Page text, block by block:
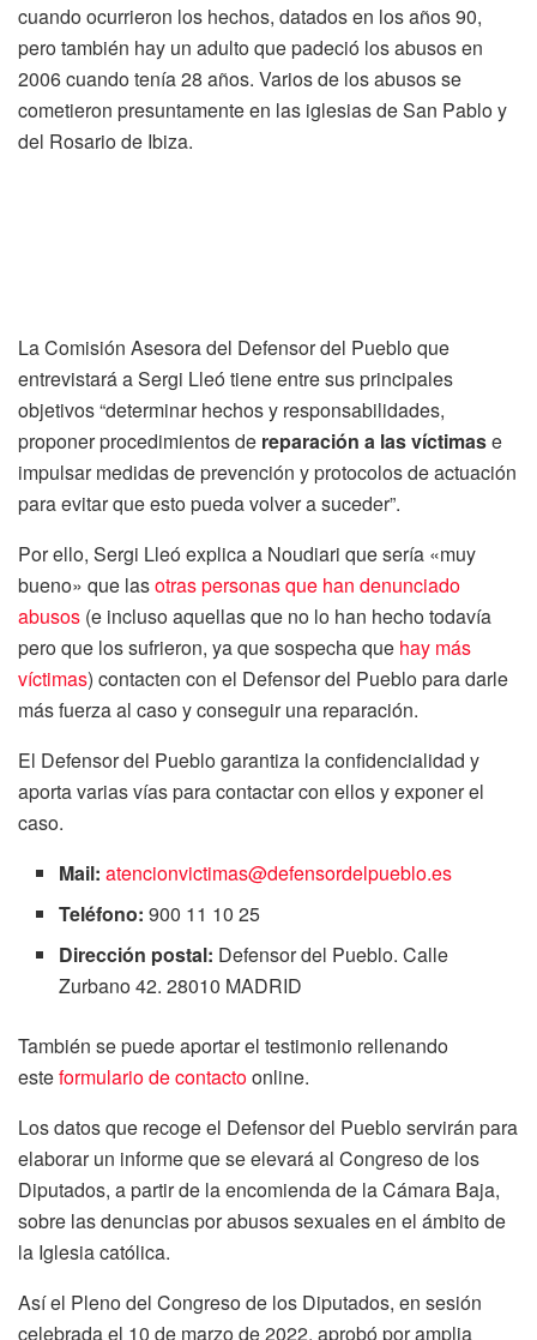
cuando ocurrieron los hechos, datados en los años 90,
pero también hay un adulto que padeció los abusos en
2006 cuando tenía 28 años. Varios de los abusos se
cometieron presuntamente en las iglesias de San Pablo y
del Rosario de Ibiza.
La Comisión Asesora del Defensor del Pueblo que
entrevistará a Sergi Lleó tiene entre sus principales
objetivos “determinar hechos y responsabilidades,
proponer procedimientos de reparación a las víctimase
impulsar medidas de prevención y protocolos de actuación
para evitar que esto pueda volver a suceder”.
Por ello, Sergi Lleó explica a Noudiari que sería «muy
bueno» que lasotras personas que han denunciado
abusos (e incluso aquellas que no lo han hecho todavía
pero que los sufrieron, ya que sospecha que hay más
víctimas) contacten con el Defensor del Pueblo para darle
más fuerza al caso y conseguir una reparación.
El Defensor del Pueblo garantiza la confidencialidad y
aporta varias vías para contactar con ellos y exponer el
caso.
Mail: atencionvictimas@defensordelpueblo.es
Teléfono: 900 11 10 25
Dirección postal: Defensor del Pueblo. Calle
Zurbano 42. 28010 MADRID
También se puede aportar el testimonio rellenando
esteformulario de contactoonline.
Los datos que recoge el Defensor del Pueblo servirán para
elaborar un informe que se elevará al Congreso de los
Diputados, a partir de la encomienda de la Cámara Baja,
sobre las denuncias por abusos sexuales en el ámbito de
la Iglesia católica.
Así el Pleno del Congreso de los Diputados, en sesión
celebrada el 10 de marzo de 2022, aprobó por amplia